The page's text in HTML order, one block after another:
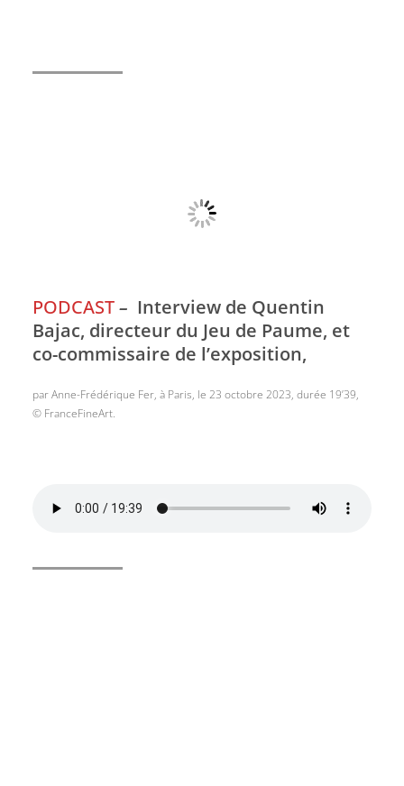
PODCAST– Interview de Quentin
Bajac, directeur du Jeu de Paume, et
co-commissaire de l’exposition,
par Anne-Frédérique Fer, à Paris, le 23 octobre 2023, durée 19’39,
© FranceFineArt.